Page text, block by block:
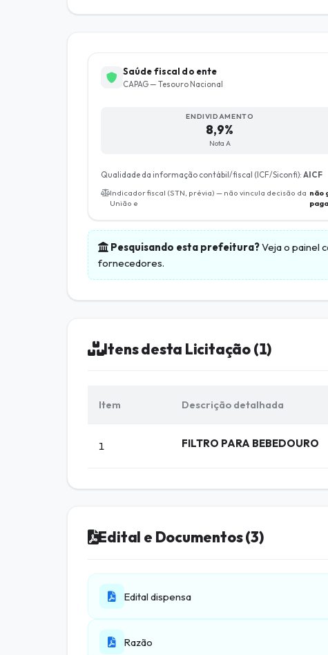
Saúde fiscal do ente
CAPAG — Tesouro Nacional
ENDIVIDAMENTO
8,9%
Nota A
Qualidade da informação contábil/fiscal (ICF/Siconfi): AICF
Indicador fiscal (STN, prévia) — não vincula decisão da
União e
não
Pesquisando esta prefeitura?Veja o painel
fornecedores.
Itens desta Licitação (1)
Item Descrição detalhada
1 FILTRO PARA BEBEDOURO
Edital e Documentos (3)
Edital dispensa
Razão